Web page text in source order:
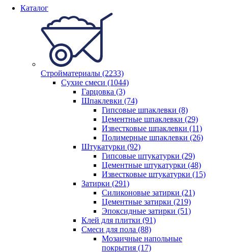
Каталог
Стройматериалы (2233)
Сухие смеси (1044)
Гарцовка (3)
Шпаклевки (74)
Гипсовые шпаклевки (8)
Цементные шпаклевки (29)
Известковые шпаклевки (11)
Полимерные шпаклевки (26)
Штукатурки (92)
Гипсовые штукатурки (29)
Цементные штукатурки (48)
Известковые штукатурки (15)
Затирки (291)
Силиконовые затирки (21)
Цементные затирки (219)
Эпоксидные затирки (51)
Клей для плитки (91)
Смеси для пола (88)
Мозаичные напольные
покрытия (17)